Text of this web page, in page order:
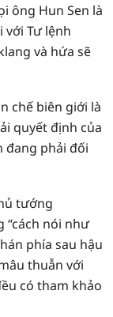
ông Hun Sen là
với Tư lệnh
và hứa sẽ
chế biên giới là
quyết định của
đang phải đối
tướng
“cách nói như
phía sau hậu
thuẫn với
có tham khảo